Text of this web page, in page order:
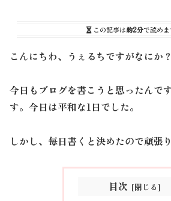
この記事は約2分で読めま
こんにちわ、うぇるちですがなにか？
今日もブログを書こうと思ったんで
す。今日は平和な1日でした。
しかし、毎日書くと決めたので頑張り
目次